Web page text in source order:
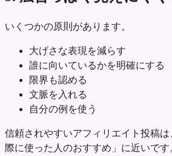
いくつかの原則があります。
大げさな表現を減らす
誰に向いているかを明確にする
限界も認める
文脈を入れる
自分の例を使う
信頼されやすいアフィリエイト投稿
際に使った人のおすすめ」に近いです